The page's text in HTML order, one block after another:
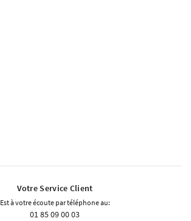
Votre Service Client
Est à votre écoute par téléphone au:
01 85 09 00 03